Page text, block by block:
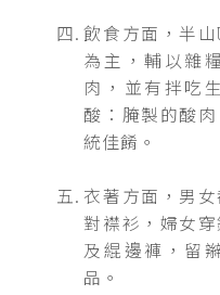
飲食方面，半
為主，輔以雜
肉，並有拌吃
酸：腌製的酸
統佳餚。
衣著方面，男
對襟衫，婦女
及緄邊褲，留
品。